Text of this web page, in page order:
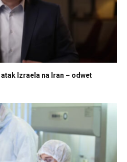
Izraela na Iran – odwet